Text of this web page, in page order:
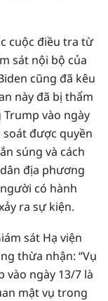
cuộc điều tra từ
sát nội bộ của
cũng đã kêu
này đã bị thẩm
Trump vào ngày
được quyền
súng và cách
địa phương
có hành
ra sự kiện.
sát Hạ viện
thừa nhận: “Vụ
vào ngày 13/7 là
mật vụ trong